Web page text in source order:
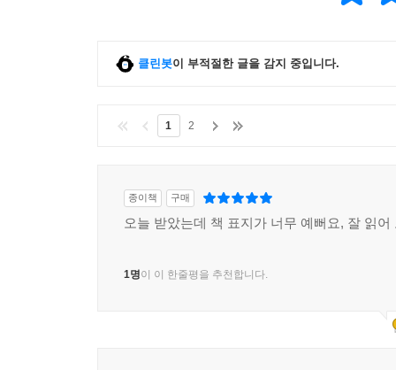
클린봇이 부적절한 글을 감지 중입니다.
1 2
종이책 구매
오늘 받았는데 책 표지가 너무 예뻐요, 잘 읽어
1명이 이 한줄평을 추천합니다.